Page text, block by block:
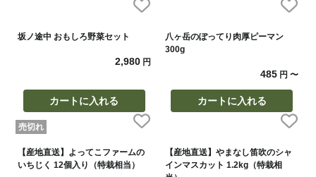
坂ノ途中 おもしろ野菜セット
2,980円
カートに入れる
八ヶ岳のぽってり肉厚ピーマン
300g
485 円〜
カートに入れる
売切れ
【産地直送】よってこファームの
いちじく 12個入り（特栽相当）
【産地直送】やまなし笛吹のシャ
インマスカット 1.2kg（特栽相